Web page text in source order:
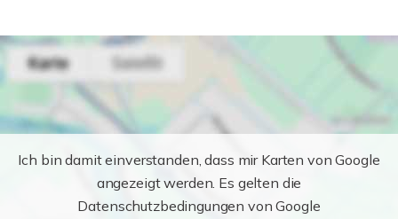
Ich bin damit einverstanden, dass mir Karten von Google
angezeigt werden. Es gelten die
Datenschutzbedingungen von Google